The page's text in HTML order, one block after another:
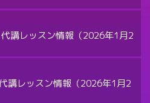
講レッスン情報（2026年1月2
講レッスン情報（2026年1月2